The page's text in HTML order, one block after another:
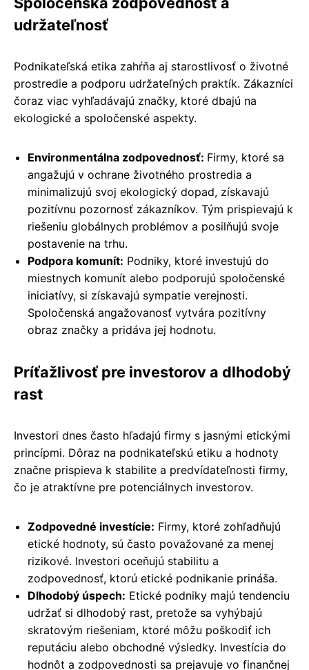
udržateľnosť
Podnikateľská etika zahŕňa aj starostlivosť o životné
prostredie a podporu udržateľných praktík. Zákazníci
čoraz viac vyhľadávajú značky, ktoré dbajú na
ekologické a spoločenské aspekty.
Environmentálna zodpovednosť: Firmy, ktoré sa
angažujú v ochrane životného prostredia a
minimalizujú svoj ekologický dopad, získavajú
pozitívnu pozornosť zákazníkov. Tým prispievajú k
riešeniu globálnych problémov a posilňujú svoje
postavenie na trhu.
Podpora komunít: Podniky, ktoré investujú do
miestnych komunít alebo podporujú spoločenské
iniciatívy, si získavajú sympatie verejnosti.
Spoločenská angažovanosť vytvára pozitívny
obraz značky a pridáva jej hodnotu.
Príťažlivosť pre investorov a dlhodobý
rast
Investori dnes často hľadajú firmy s jasnými etickými
princípmi. Dôraz na podnikateľskú etiku a hodnoty
značne prispieva k stabilite a predvídateľnosti firmy,
čo je atraktívne pre potenciálnych investorov.
Zodpovedné investície: Firmy, ktoré zohľadňujú
etické hodnoty, sú často považované za menej
rizikové. Investori oceňujú stabilitu a
zodpovednosť, ktorú etické podnikanie prináša.
Dlhodobý úspech: Etické podniky majú tendenciu
udržať si dlhodobý rast, pretože sa vyhýbajú
skratovým riešeniam, ktoré môžu poškodiť ich
reputáciu alebo obchodné výsledky. Investícia do
hodnôt a zodpovednosti sa prejavuje vo finančnej